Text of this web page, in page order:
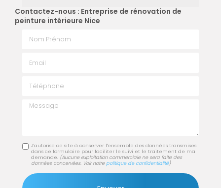
Contactez-nous : Entreprise de rénovation de
peinture intérieure Nice
Message
J'autorise ce site à conserver l'ensemble des données transmises
dans ce formulaire pour faciliter le suivi et le traitement de ma
demande. (Aucune exploitation commerciale ne sera faite des
données concervées. Voir notre politique de confidentialité)